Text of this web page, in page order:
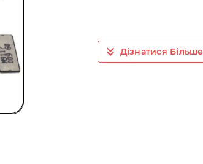
Дізнатися Більше